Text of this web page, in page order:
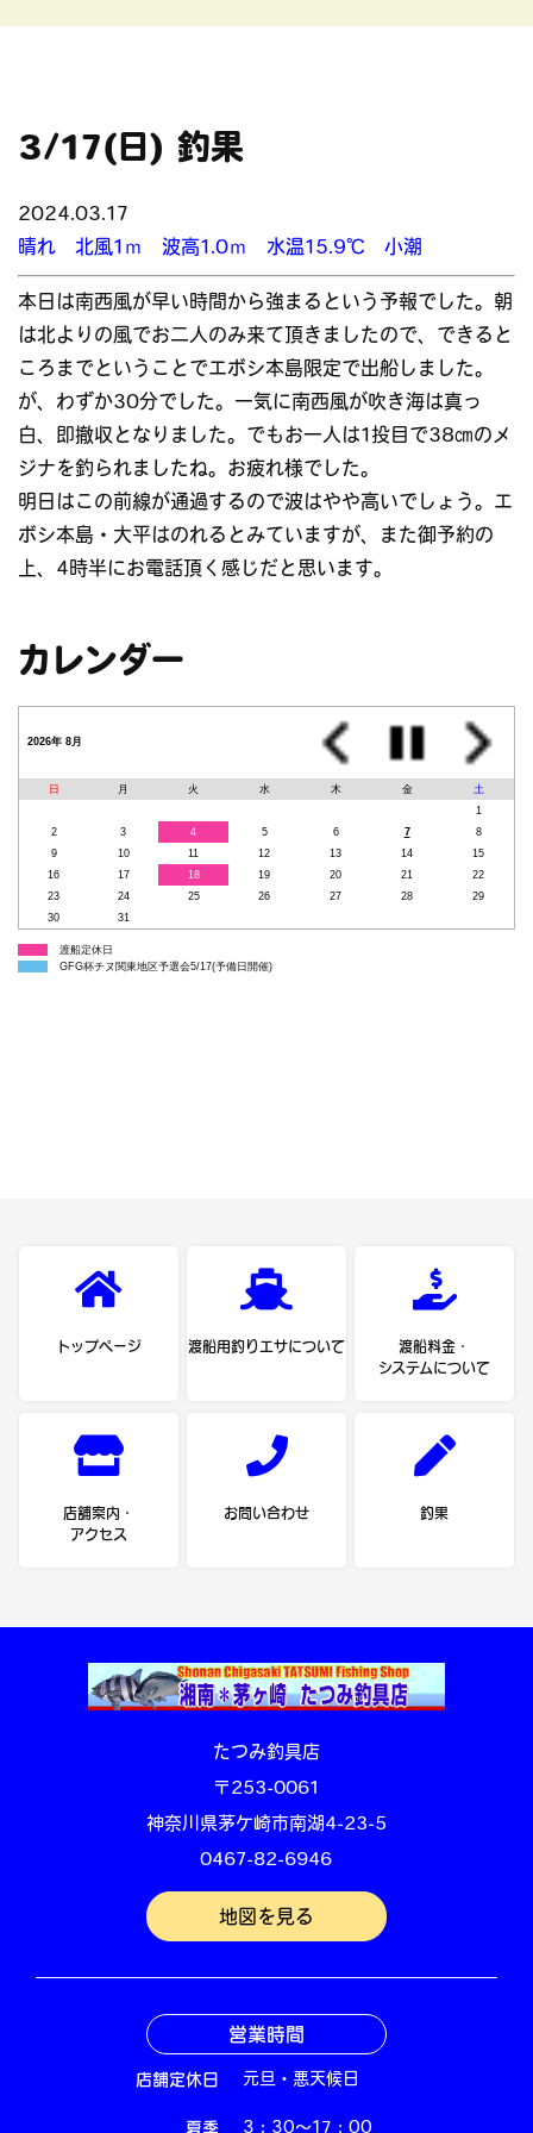
3/17(日) 釣果
2024.03.17
晴れ 北風1ｍ 波高1.0ｍ 水温15.9℃ 小潮
本日は南西風が早い時間から強まるという予報でした。朝
は北よりの風でお二人のみ来て頂きましたので、できると
ころまでということでエボシ本島限定で出船しました。
が、わずか30分でした。一気に南西風が吹き海は真っ
白、即撤収となりました。でもお一人は1投目で38㎝のメ
ジナを釣られましたね。お疲れ様でした。
明日はこの前線が通過するので波はやや高いでしょう。エ
ボシ本島・大平はのれるとみていますが、また御予約の
上、4時半にお電話頂く感じだと思います。
カレンダー
2026年 8月
日 月 火 水 木 金
土
1
2
3 4 5 6 7
8
9
10 11 12 13 14
15
16
17 18 19 20 21
22
23
24 25 26 27 28
29
30
31
渡船定休日
GFG杯チヌ関東地区予選会5/17(予備日開催)
トップページ 渡船用釣りエサについて
渡船料金・
システムについて
店舗案内・
アクセス
お問い合わせ 釣果
たつみ釣具店
〒253-0061
神奈川県茅ケ崎市南湖4-23-5
0467-82-6946
地図を見る
営業時間
店舗定休日 元旦・悪天候日
夏季 3：30～17：00